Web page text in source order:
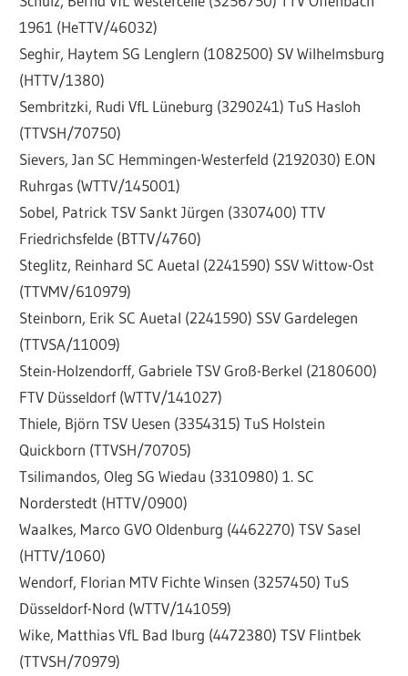
1961 (HeTTV/46032)
Seghir, Haytem SG Lenglern (1082500) SV Wilhelmsburg
(HTTV/1380)
Sembritzki, Rudi VfL Lüneburg (3290241) TuS Hasloh
(TTVSH/70750)
Sievers, Jan SC Hemmingen-Westerfeld (2192030) E.ON
Ruhrgas (WTTV/145001)
Sobel, Patrick TSV Sankt Jürgen (3307400) TTV
Friedrichsfelde (BTTV/4760)
Steglitz, Reinhard SC Auetal (2241590) SSV Wittow-Ost
(TTVMV/610979)
Steinborn, Erik SC Auetal (2241590) SSV Gardelegen
(TTVSA/11009)
Stein-Holzendorff, Gabriele TSV Groß-Berkel (2180600)
FTV Düsseldorf (WTTV/141027)
Thiele, Björn TSV Uesen (3354315) TuS Holstein
Quickborn (TTVSH/70705)
Tsilimandos, Oleg SG Wiedau (3310980) 1. SC
Norderstedt (HTTV/0900)
Waalkes, Marco GVO Oldenburg (4462270) TSV Sasel
(HTTV/1060)
Wendorf, Florian MTV Fichte Winsen (3257450) TuS
Düsseldorf-Nord (WTTV/141059)
Wike, Matthias VfL Bad Iburg (4472380) TSV Flintbek
(TTVSH/70979)